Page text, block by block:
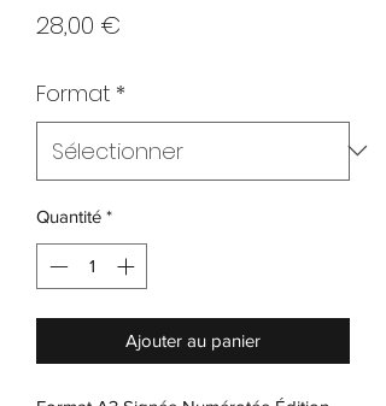
28,00 €
Format *
Quantité *
Ajouter au panier